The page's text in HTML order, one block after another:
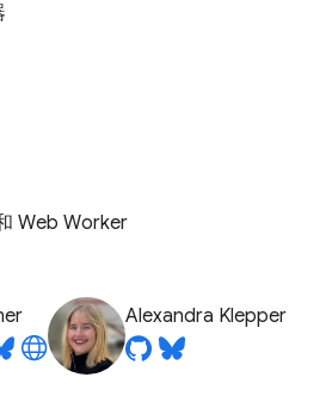
Web Worker
Alexandra Klepper